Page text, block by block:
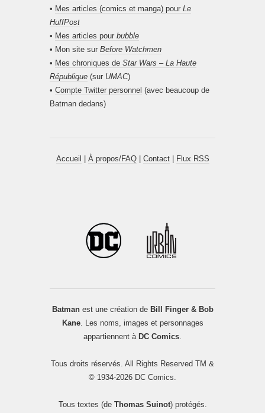
• Mes articles (comics et manga) pour Le
HuffPost
• Mes articles pour bubble
• Mon site sur Before Watchmen
• Mes chroniques de Star Wars – La Haute
République (sur UMAC)
• Compte Twitter personnel (avec beaucoup de
Batman dedans)
Accueil À propos/FAQ| Contact| Flux RSS
Batmanest une création de Bill Finger & Bob
Kane. Les noms, images et personnages
appartiennent à DC Comics
Tous droits réservés. All Rights Reserved TM &
© 1934-2026 DC Comics.
Tous textes (de Thomas Suinot) protégés.